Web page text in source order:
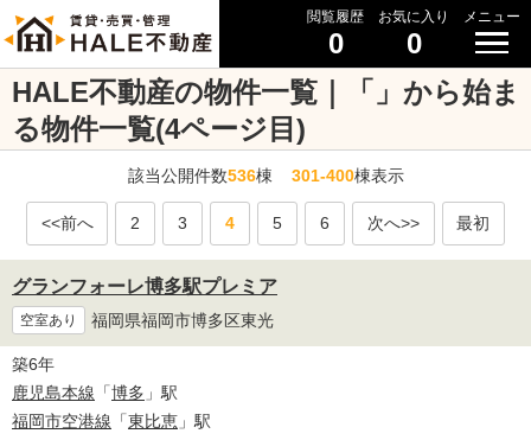
閲覧履歴
0
お気に入り
0
メニュー
HALE不動産の物件一覧｜「」から始ま
る物件一覧(4ページ目)
該当公開件数536棟301-400棟表示
<<前へ 2 3 4 5 6 次へ>> 最初
グランフォーレ博多駅プレミア
空室あり 福岡県福岡市博多区東光
築6年
鹿児島本線 「博多 」駅
福岡市空港線 「東比恵 」駅